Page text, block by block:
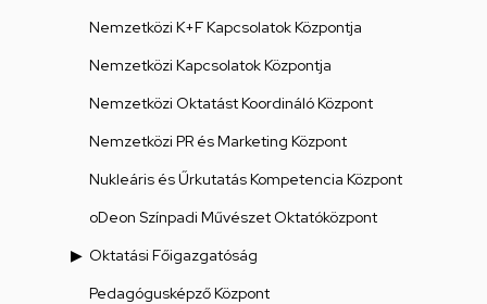
Nemzetközi K+F Kapcsolatok Központja
Nemzetközi Kapcsolatok Központja
Nemzetközi Oktatást Koordináló Központ
Nemzetközi PR és Marketing Központ
Nukleáris és Űrkutatás Kompetencia Központ
oDeon Színpadi Művészet Oktatóközpont
Oktatási Főigazgatóság
Pedagógusképző Központ